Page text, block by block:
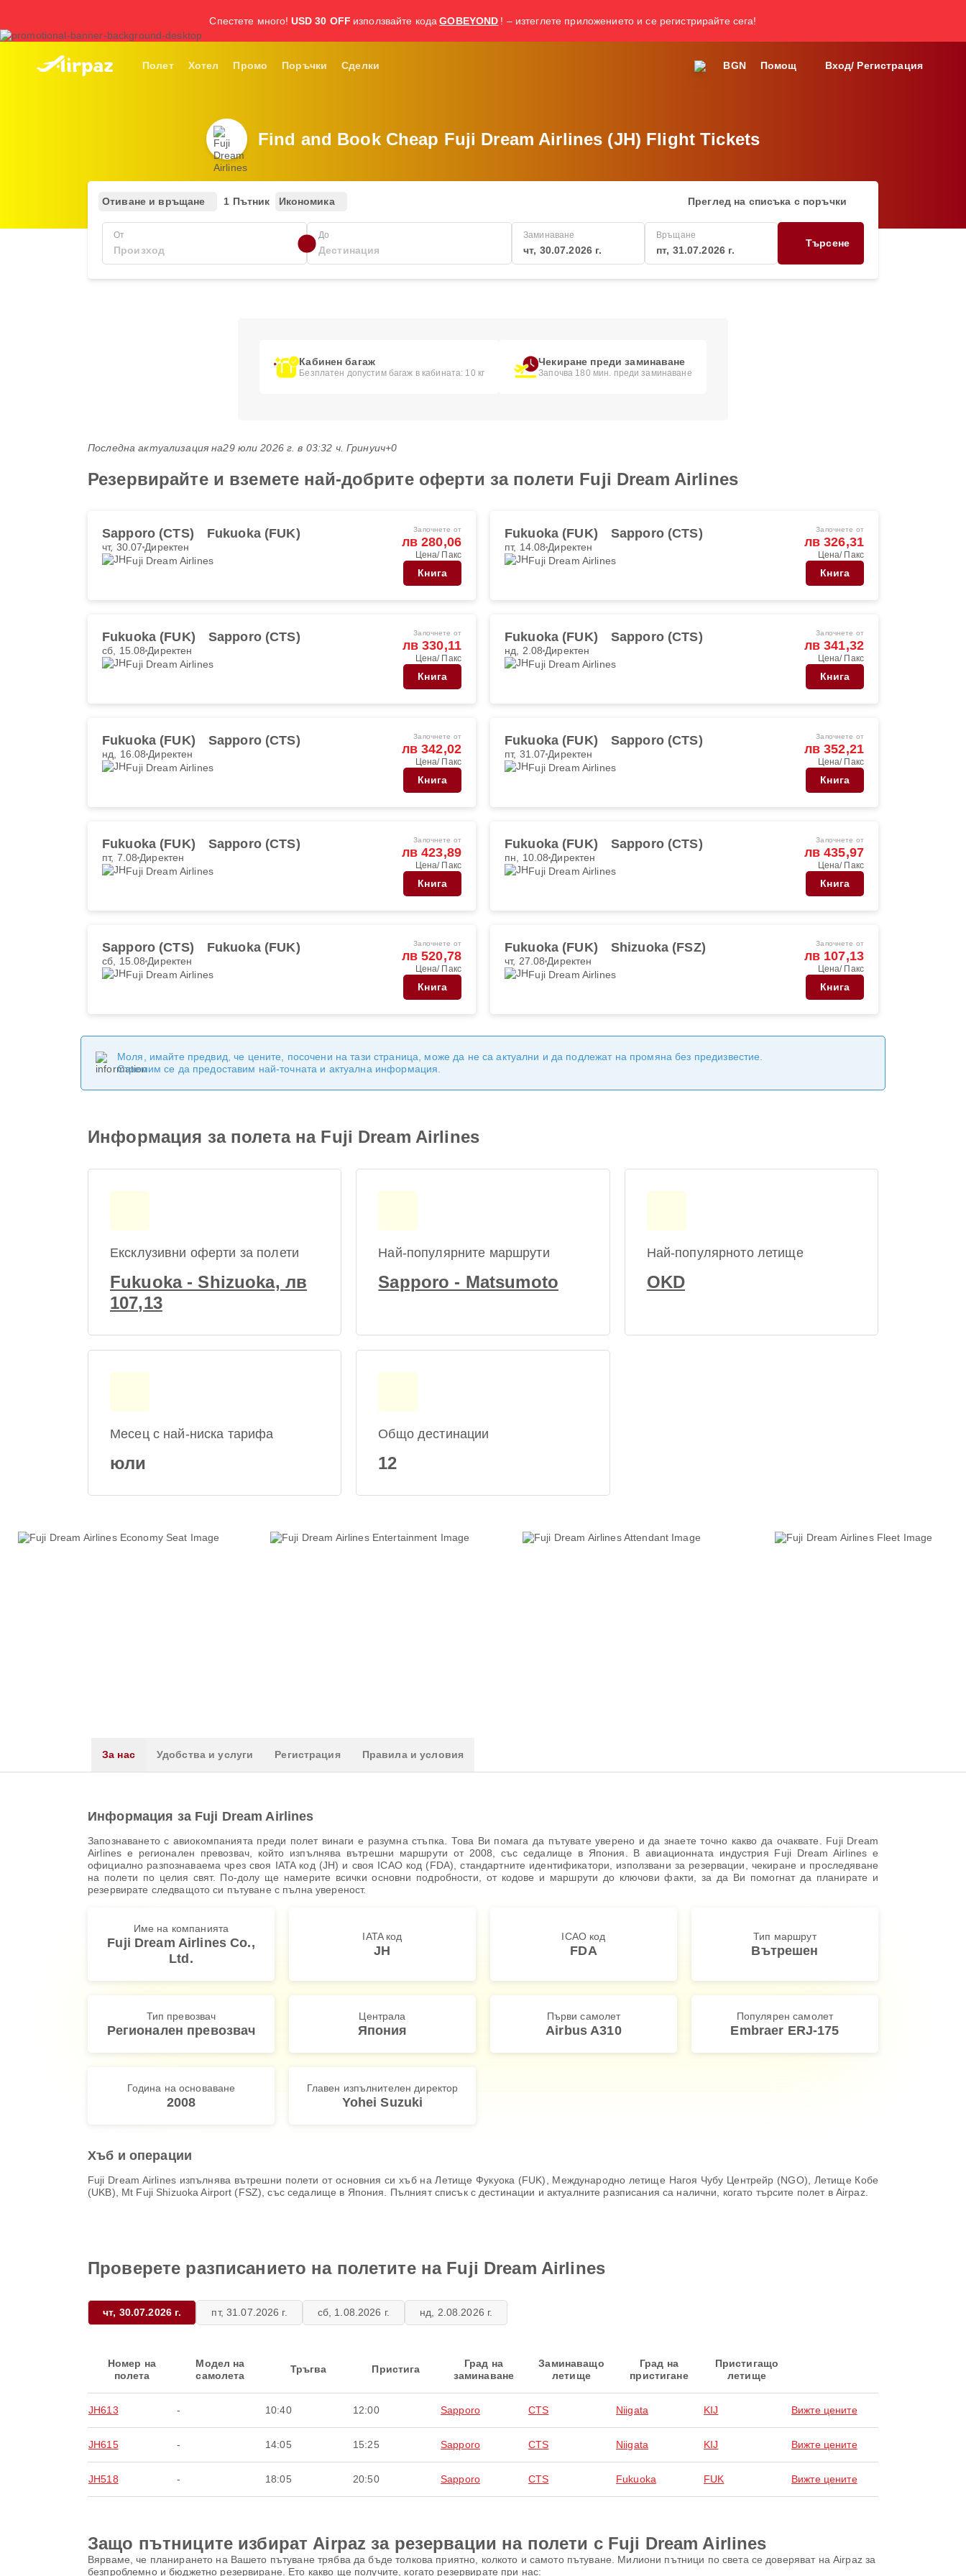
Спестете много! USD 30 OFF използвайте кода GOBEYOND ! – изтеглете приложението и се регистрирайте сега!
Полет Хотел Промо Поръчки Сделки BGN Помощ Вход/ Регистрация
Find and Book Cheap Fuji Dream Airlines (JH) Flight Tickets
Отиване и връщане 1 Пътник Икономика Преглед на списъка с поръчки
От До Заминаване
чт, 30.07.2026 г.
Връщане
пт, 31.07.2026 г.
Търсене
Кабинен багаж
Безплатен допустим багаж в кабината: 10 кг
Чекиране преди заминаване
Започва 180 мин. преди заминаване
Последна актуализация на29 юли 2026 г. в 03:32 ч. Гринуич+0
Резервирайте и вземете най-добрите оферти за полети Fuji Dream Airlines
Sapporo (CTS) Fukuoka (FUK)
чт, 30.07 Директен
Fuji Dream Airlines
Започнете от
лв 280,06
Цена/ Пакс
Книга
Fukuoka (FUK) Sapporo (CTS)
пт, 14.08 Директен
Fuji Dream Airlines
Започнете от
лв 326,31
Цена/ Пакс
Книга
Fukuoka (FUK) Sapporo (CTS)
сб, 15.08 Директен
Fuji Dream Airlines
Започнете от
лв 330,11
Цена/ Пакс
Книга
Fukuoka (FUK) Sapporo (CTS)
нд, 2.08 Директен
Fuji Dream Airlines
Започнете от
лв 341,32
Цена/ Пакс
Книга
Fukuoka (FUK) Sapporo (CTS)
нд, 16.08 Директен
Fuji Dream Airlines
Започнете от
лв 342,02
Цена/ Пакс
Книга
Fukuoka (FUK) Sapporo (CTS)
пт, 31.07 Директен
Fuji Dream Airlines
Започнете от
лв 352,21
Цена/ Пакс
Книга
Fukuoka (FUK) Sapporo (CTS)
пт, 7.08 Директен
Fuji Dream Airlines
Започнете от
лв 423,89
Цена/ Пакс
Книга
Fukuoka (FUK) Sapporo (CTS)
пн, 10.08 Директен
Fuji Dream Airlines
Започнете от
лв 435,97
Цена/ Пакс
Книга
Sapporo (CTS) Fukuoka (FUK)
сб, 15.08 Директен
Fuji Dream Airlines
Започнете от
лв 520,78
Цена/ Пакс
Книга
Fukuoka (FUK) Shizuoka (FSZ)
чт, 27.08 Директен
Fuji Dream Airlines
Започнете от
лв 107,13
Цена/ Пакс
Книга
Моля, имайте предвид, че цените, посочени на тази страница, може да не са актуални и да подлежат на промяна без предизвестие.
Стремим се да предоставим най-точната и актуална информация.
Информация за полета на Fuji Dream Airlines
Ексклузивни оферти за полети
Fukuoka - Shizuoka, лв
107,13
Най-популярните маршрути
Sapporo - Matsumoto
Най-популярното летище
OKD
Месец с най-ниска тарифа
юли
Общо дестинации
12
За нас Удобства и услуги Регистрация Правила и условия
Информация за Fuji Dream Airlines
Запознаването с авиокомпанията преди полет винаги е разумна стъпка. Това Ви помага да пътувате уверено и да знаете точно какво да очаквате. Fuji Dream
Airlines е регионален превозвач, който изпълнява вътрешни маршрути от 2008, със седалище в Япония. В авиационната индустрия Fuji Dream Airlines е
официално разпознаваема чрез своя IATA код (JH) и своя ICAO код (FDA), стандартните идентификатори, използвани за резервации, чекиране и проследяване
на полети по целия свят. По-долу ще намерите всички основни подробности, от кодове и маршрути до ключови факти, за да Ви помогнат да планирате и
резервирате следващото си пътуване с пълна увереност.
Име на компанията
Fuji Dream Airlines Co.,
Ltd.
IATA код
JH
ICAO код
FDA
Тип маршрут
Вътрешен
Тип превозвач
Регионален превозвач
Централа
Япония
Първи самолет
Airbus A310
Популярен самолет
Embraer ERJ-175
Година на основаване
2008
Главен изпълнителен директор
Yohei Suzuki
Хъб и операции
Fuji Dream Airlines изпълнява вътрешни полети от основния си хъб на Летище Фукуока (FUK), Международно летище Нагоя Чубу Центрейр (NGO), Летище Кобе
(UKB), Mt Fuji Shizuoka Airport (FSZ), със седалище в Япония. Пълният списък с дестинации и актуалните разписания са налични, когато търсите полет в Airpaz.
Проверете разписанието на полетите на Fuji Dream Airlines
чт, 30.07.2026 г. пт, 31.07.2026 г. сб, 1.08.2026 г. нд, 2.08.2026 г.
Номер на
полета
Модел на
самолета
Тръгва Пристига
Град на
заминаване
Заминаващо
летище
Град на
пристигане
Пристигащо
летище
JH613 - 10:40 12:00 Sapporo CTS Niigata KIJ Вижте цените
JH615 - 14:05 15:25 Sapporo CTS Niigata KIJ Вижте цените
JH518 - 18:05 20:50 Sapporo CTS Fukuoka FUK Вижте цените
Защо пътниците избират Airpaz за резервации на полети с Fuji Dream Airlines
Вярваме, че планирането на Вашето пътуване трябва да бъде толкова приятно, колкото и самото пътуване. Милиони пътници по света се доверяват на Airpaz за
безпроблемно и бюджетно резервиране. Ето какво ще получите, когато резервирате при нас: